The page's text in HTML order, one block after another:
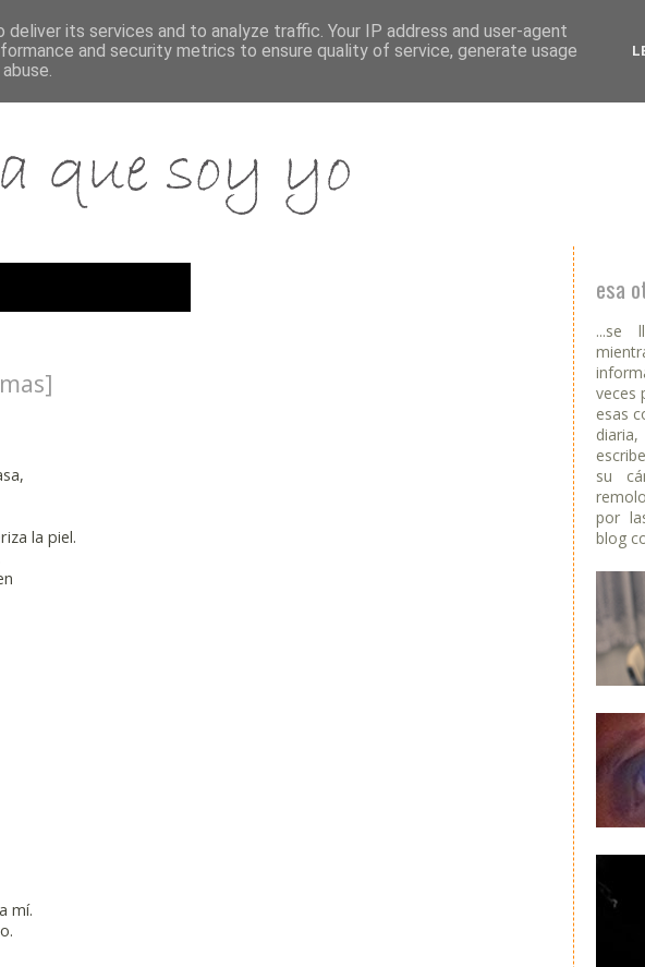
la piel.
mí.
esa
...se
veces
esas
su
por
blog
its services and to analyze traffic. Your IP address and user-agent
and security metrics to ensure quality of service, generate usage